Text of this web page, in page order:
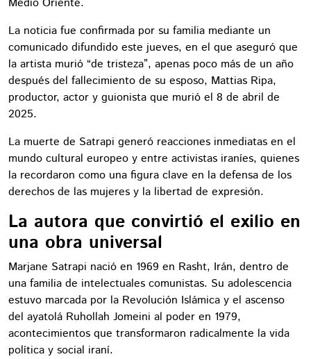
La noticia fue confirmada por su familia mediante un
comunicado difundido este jueves, en el que aseguró que
la artista murió “de tristeza”, apenas poco más de un año
después del fallecimiento de su esposo, Mattias Ripa,
productor, actor y guionista que murió el 8 de abril de
2025.
La muerte de Satrapi generó reacciones inmediatas en el
mundo cultural europeo y entre activistas iraníes, quienes
la recordaron como una figura clave en la defensa de los
derechos de las mujeres y la libertad de expresión.
La autora que convirtió el exilio en
una obra universal
Marjane Satrapi nació en 1969 en Rasht, Irán, dentro de
una familia de intelectuales comunistas. Su adolescencia
estuvo marcada por la Revolución Islámica y el ascenso
del ayatolá Ruhollah Jomeini al poder en 1979,
acontecimientos que transformaron radicalmente la vida
política y social iraní.